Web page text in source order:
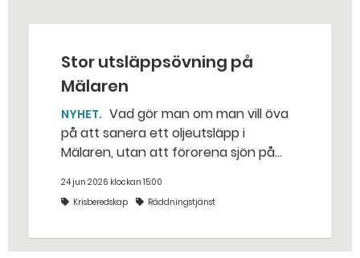
Stor utsläppsövning på
Mälaren
NYHET
på att sanera ett oljeutsläpp i
Mälaren, utan att förorena sjön på
stället. Det gjorde räddningstjänsten i
Eskilstuna – tio kubikmeter närmare
24 jun 2026 klockan 15:00
Krisberedskap
Räddningstjänst